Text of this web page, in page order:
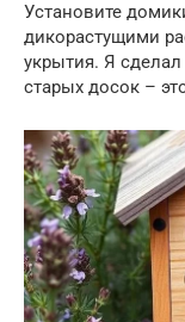
Установите
дикорастущими
укрытия. Я
старых досок –